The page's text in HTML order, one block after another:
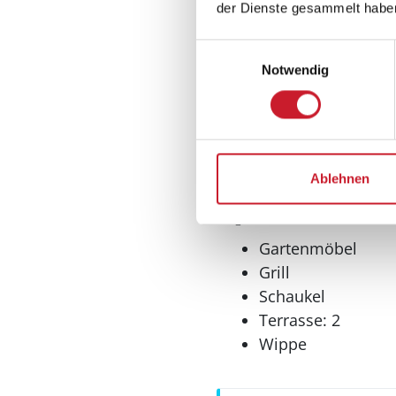
der Dienste gesammelt
Notwendig
Ablehnen
Tiefkühler: 5 l
Wellness
Sauna
Aussenbereich
Gartenmöbel
Grill
Schaukel
Terrasse: 2
Wippe